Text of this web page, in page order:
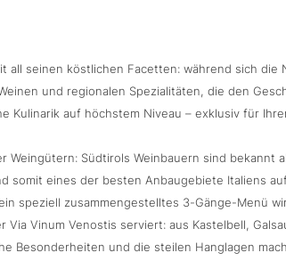
all seinen köstlichen Facetten: während sich die
und regionalen Spezialitäten, die den
Kulinarik auf höchstem Niveau – exklusiv für
Weingütern: Südtirols Weinbauern sind bekannt
somit eines der besten Anbaugebiete Italiens
speziell zusammengestelltes 3-Gänge-Menü
Vinum Venostis serviert: aus Kastelbell,
Besonderheiten und die steilen Hanglagen